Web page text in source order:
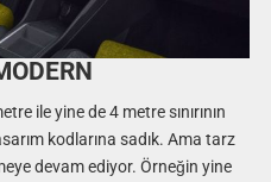
ile yine de 4 metre sınırının
kodlarına sadık. Ama tarz
devam ediyor. Örneğin yine